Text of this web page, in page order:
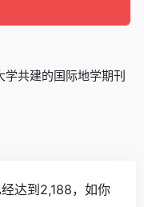
共建的国际地学期刊
达到2,188，如你